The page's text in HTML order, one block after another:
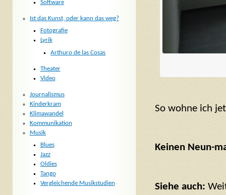
So wohne ich
Keinen Neun-
Siehe auch:
Software
Ist das Kunst, oder kann das weg?
Fotografie
Lyrik
Arthuro de las Cosas
Theater
Video
Journalismus
Kinderkram
Klimawandel
Kommunikation
Musik
Blues
Jazz
Oldies
Tango
Vergleichende Musikstudien